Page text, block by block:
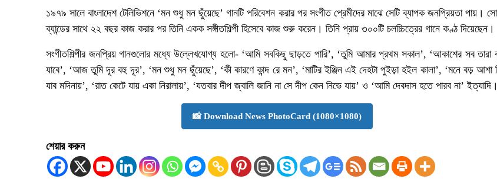
১৯৭৯ সালে বাংলাদেশ টেলিভিশনে ‘মন শুধু মন ছুঁয়েছে’ গানটি পরিবেশন করার পর সংগীত প্রেমীদের মাঝে সেটি ব্যাপক জনপ্রিয়তা পায়।
ব্যান্ডের সাথে ২২ বছর কাজ করার পর তিনি একক সঙ্গীতশিল্পী হিসেবে কাজ শুরু করেন। তিনি প্রায় ৩০০টি চলচ্চিত্রের গানে কণ্ঠ দিয়েছেন।
সংগীতশিল্পীর জনপ্রিয় গানগুলোর মধ্যে উল্লেখযোগ্য হলো- ‘আমি সবকিছু ছাড়তে পারি’, ‘তুমি আমার প্রথম সকাল’, ‘আকাশের সব তারা
যাবে’, ‘আজ তুমি দূর বহু দূর’, ‘মন শুধু মন ছুঁয়েছে’, ‘কী কারণে কান্দ রে মন’, ‘মাটির ইঞ্জিন এই দেহটা পুইড়া হইল কালা’, ‘মনে বড় আশা
যাব মদিনায়’, ‘রাত কেটে যায় একা নিরালায়’, ‘যতবার দীপ জ্বালি জানি না সে দীপ কেন নিভে যায়’ ও ‘আমি দেবদাস হতে পারব না’ ইত্যাদি।
📸 Download News PhotoCard (1080×1080)
শেয়ার করুন